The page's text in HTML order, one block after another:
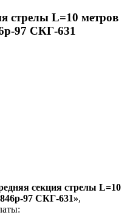
стрелы L=10 метров
97 СКГ-631
секция стрелы L=10
97 СКГ-631»,